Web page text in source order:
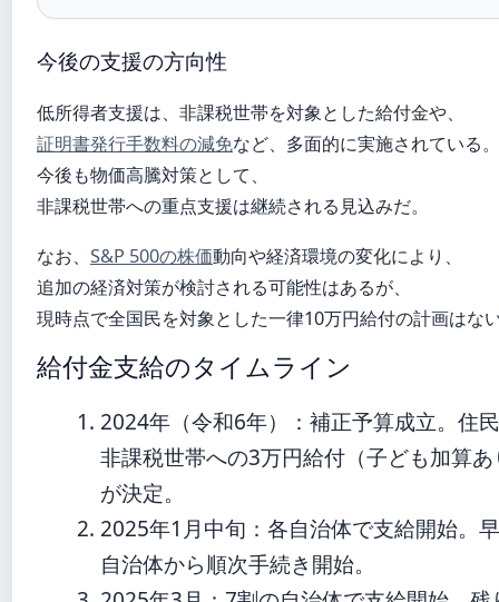
今後の支援の方向性
低所得者支援は、非課税世帯を対象とした給付金や、
証明書発行手数料の減免など、多面的に実施されている。
今後も物価高騰対策として、
非課税世帯への重点支援は継続される見込みだ。
なお、 S&P 500の株価動向や経済環境の変化により、
追加の経済対策が検討される可能性はあるが、
現時点で全国民を対象とした一律10万円給付の計画はな
給付金支給のタイムライン
2024年（令和6年）
：補正予算成立。住
非課税世帯への3万円給付（子ども加算
が決定。
2025年1月中旬 ：各自治体で支給開始。
自治体から順次手続き開始。